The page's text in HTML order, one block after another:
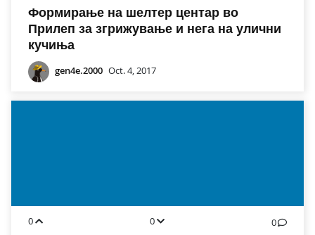
Формирање на шелтер центар во
Прилеп за згрижување и нега на улични
кучиња
gen4e.2000 Oct. 4, 2017
0 0 0